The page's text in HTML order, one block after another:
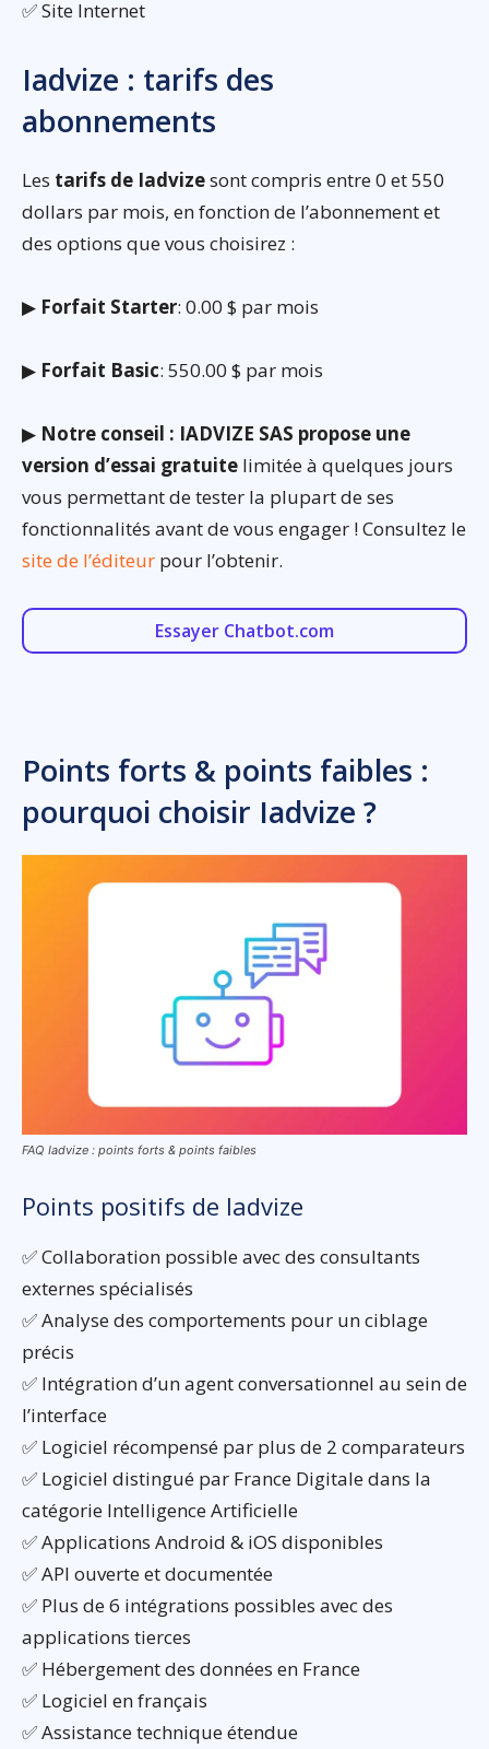
✅ Site Internet
Iadvize : tarifs des
abonnements
Les tarifs de Iadvizesont compris entre 0 et 550
dollars par mois, en fonction de l’abonnement et
des options que vous choisirez :
▶ Forfait Starter: 0.00 $ par mois
▶ Forfait Basic: 550.00 $ par mois
▶ Notre conseil : IADVIZE SAS propose une
version d’essai gratuite limitée à quelques jours
vous permettant de tester la plupart de ses
fonctionnalités avant de vous engager ! Consultez le
site de l’éditeur pour l’obtenir.
Essayer Chatbot.com
Points forts & points faibles :
pourquoi choisir Iadvize ?
FAQ Iadvize : points forts & points faibles
Points positifs de Iadvize
✅ Collaboration possible avec des consultants
externes spécialisés
✅ Analyse des comportements pour un ciblage
précis
✅ Intégration d’un agent conversationnel au sein de
l’interface
✅ Logiciel récompensé par plus de 2 comparateurs
✅ Logiciel distingué par France Digitale dans la
catégorie Intelligence Artificielle
✅ Applications Android & iOS disponibles
✅ API ouverte et documentée
✅ Plus de 6 intégrations possibles avec des
applications tierces
✅ Hébergement des données en France
✅ Logiciel en français
✅ Assistance technique étendue